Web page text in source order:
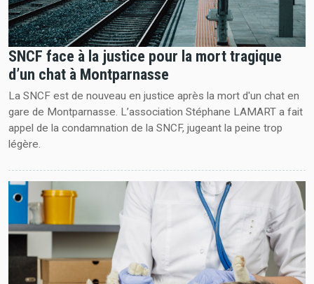
SNCF face à la justice pour la mort tragique
d’un chat à Montparnasse
La SNCF est de nouveau en justice après la mort d'un chat en
gare de Montparnasse. L’association Stéphane LAMART a fait
appel de la condamnation de la SNCF, jugeant la peine trop
légère.